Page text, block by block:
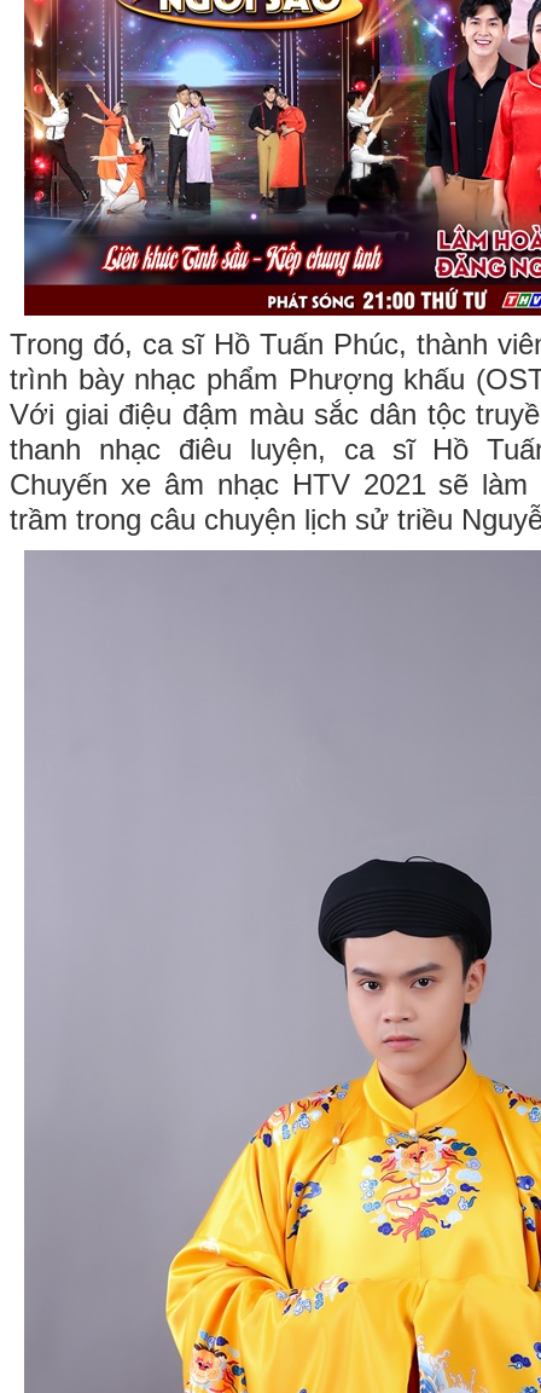
Trong đó, ca sĩ Hồ Tuấn Phúc, thành
trình bày nhạc phẩm Phượng khấu
Với giai điệu đậm màu sắc dân tộc
thanh nhạc điêu luyện, ca sĩ Hồ
Chuyến xe âm nhạc HTV 2021 sẽ
trầm trong câu chuyện lịch sử triều